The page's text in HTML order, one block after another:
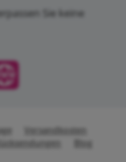
Sie keine
Versandkosten
Rücksendungen
Blog